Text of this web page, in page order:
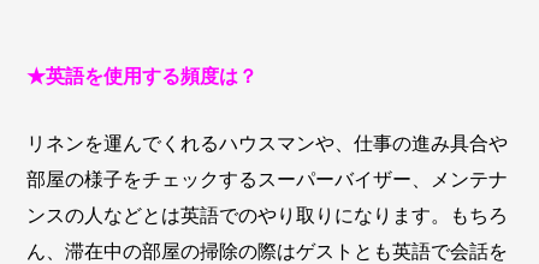
★英語を使用する頻度は？
リネンを運んでくれるハウスマンや、仕事の進み具合や
部屋の様子をチェックするスーパーバイザー、メンテナ
ンスの人などとは英語でのやり取りになります。もちろ
ん、滞在中の部屋の掃除の際はゲストとも英語で会話を